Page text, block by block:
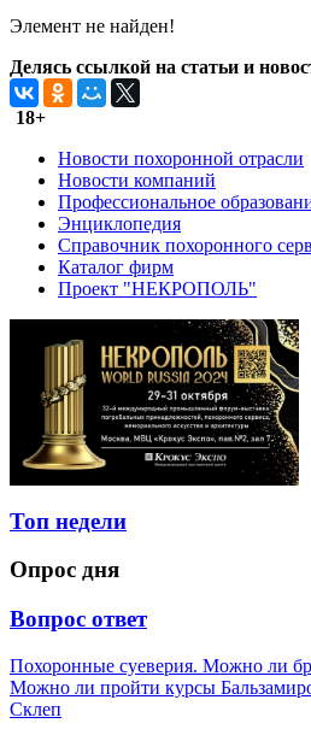
Элемент не найден!
Делясь ссылкой на статьи и
18+
Новости похоронной отрасли
Новости компаний
Профессиональное
Энциклопедия
Справочник похоронного
Каталог фирм
Проект "НЕКРОПОЛЬ"
Топ недели
Опрос дня
Вопрос ответ
Похоронные суеверия. Можно ли
Можно ли пройти курсы
Склеп